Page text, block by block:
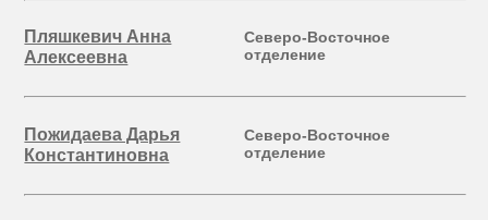
Пляшкевич Анна
Алексеевна
Северо-Восточное
отделение
Пожидаева Дарья
Константиновна
Северо-Восточное
отделение